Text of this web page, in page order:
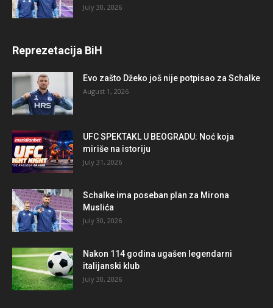
July 30, 2026
Reprezetacija BiH
Evo zašto Džeko još nije potpisao za Schalke
August 1, 2026
UFC SPEKTAKL U BEOGRADU: Noć koja
miriše na istoriju
July 31, 2026
Schalke ima poseban plan za Mirona
Muslića
July 30, 2026
Nakon 114 godina ugašen legendarni
italijanski klub
July 30, 2026